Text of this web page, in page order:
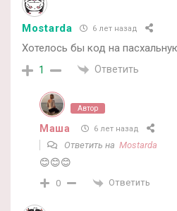
Mostarda 6 лет назад
Хотелось бы код на
1 Ответить
Автор
Маша 6 лет назад
Ответить на Mostarda
😊😊😊
0 Ответить